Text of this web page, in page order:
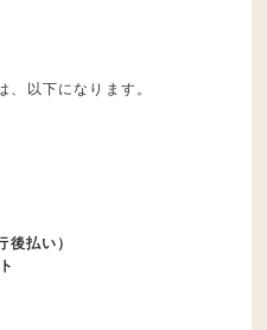
、以下になります。
払い）